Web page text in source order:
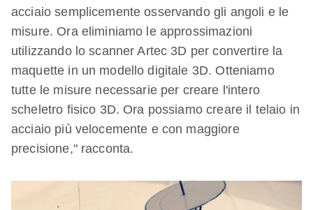
acciaio semplicemente osservando gli angoli e le
misure. Ora eliminiamo le approssimazioni
utilizzando lo scanner Artec 3D per convertire la
maquette in un modello digitale 3D. Otteniamo
tutte le misure necessarie per creare l'intero
scheletro fisico 3D. Ora possiamo creare il telaio in
acciaio più velocemente e con maggiore
precisione," racconta.